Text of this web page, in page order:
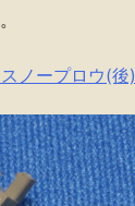
ノープロウ(後)